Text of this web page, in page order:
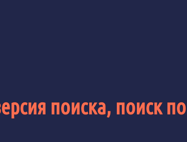
поиска, поиск